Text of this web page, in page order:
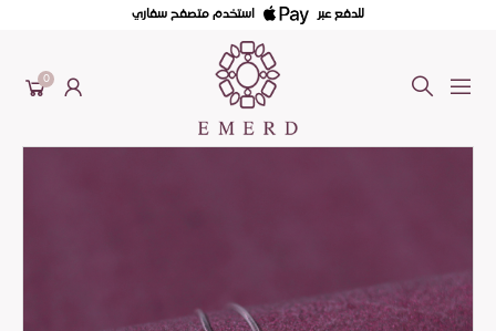
للدفع عبر استخدم متصفح سفاري
0